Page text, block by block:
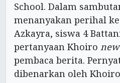
School. Dalam
menanyakan perihal
Azkayra, siswa 4
pertanyaan Khoiro
pembaca berita.
dibenarkan oleh